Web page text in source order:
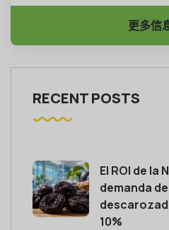
更多信
RECENT POSTS
El ROI de la
demanda
10%